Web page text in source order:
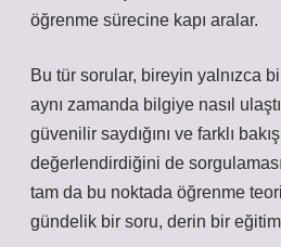
öğrenme sürecine kapı aralar.
Bu tür sorular, bireyin yalnızca
aynı zamanda bilgiye nasıl
güvenilir saydığını ve farklı bakış
değerlendirdiğini de
tam da bu noktada öğrenme
gündelik bir soru, derin bir